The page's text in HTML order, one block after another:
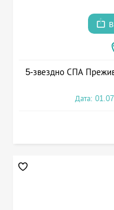
5-звездно СПА
Дата: